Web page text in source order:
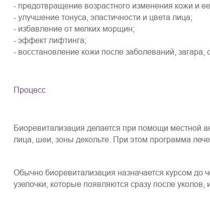
- предотвращение возрастного изменения кожи и
- улучшение тонуса, эластичности и цвета лица;
- избавление от мелких морщин;
- эффект лифтинга;
- восстановление кожи после заболеваний, загара,
Процесс
Биоревитализация делается при помощи местной
лица, шеи, зоны декольте. При этом программа
Обычно биоревитализация назначается курсом
узелочки, которые появляются сразу после уколов,